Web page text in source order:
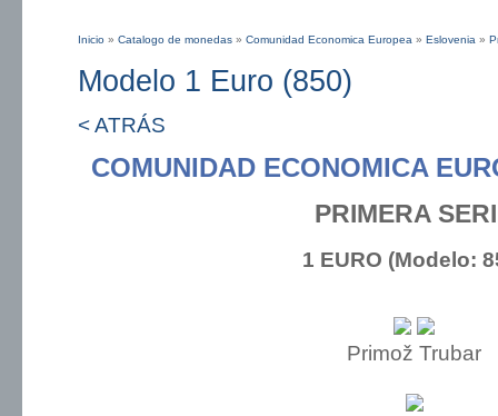
Inicio » Catalogo de monedas » Comunidad Economica Europea » Eslovenia »
Modelo 1 Euro (850)
< ATRÁS
COMUNIDAD ECONOMICA
PRIMERA
1 EURO (Modelo:
Primož Trubar